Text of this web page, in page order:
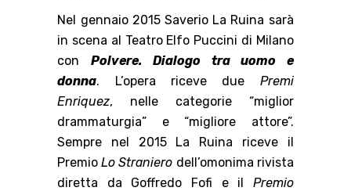
Nel gennaio 2015 Saverio La Ruina sarà
in scena al Teatro Elfo Puccini di Milano
con Polvere. Dialogo tra uomo e
donna. L’opera riceve due Premi
Enriquez, nelle categorie “miglior
drammaturgia” e “migliore attore”.
Sempre nel 2015 La Ruina riceve il
PremioLo Straniero dell’omonima rivista
diretta da Goffredo Fofi e il Premio